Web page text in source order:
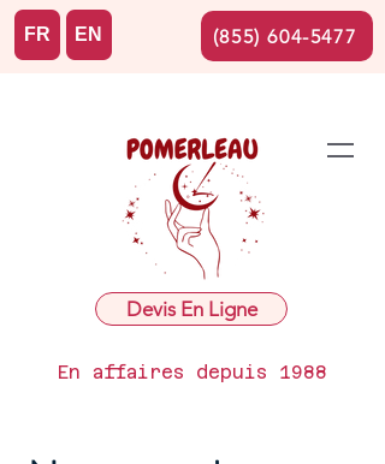
Devis En Ligne
En affaires depuis 1988
FR EN (855) 604-5477